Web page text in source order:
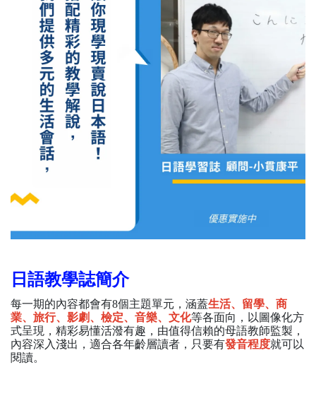
日語教學誌簡介
每一期的內容都會有8個主題單元，涵蓋生活、留學、商
業、旅行、影劇、檢定、音樂、文化等各面向，以圖像化方
式呈現，精彩易懂活潑有趣，由值得信賴的母語教師監製，
內容深入淺出，適合各年齡層讀者，只要有發音程度就可以
閱讀。